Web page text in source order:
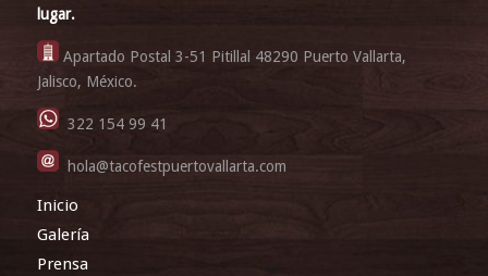
lugar.
Apartado Postal 3-51 Pitillal 48290 Puerto Vallarta,
Jalisco, México.
322 154 99 41
hola@tacofestpuertovallarta.com
Inicio
Galería
Prensa